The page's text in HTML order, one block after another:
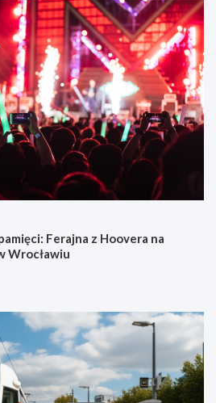
Ferajna z Hoovera na
Wrocławiu